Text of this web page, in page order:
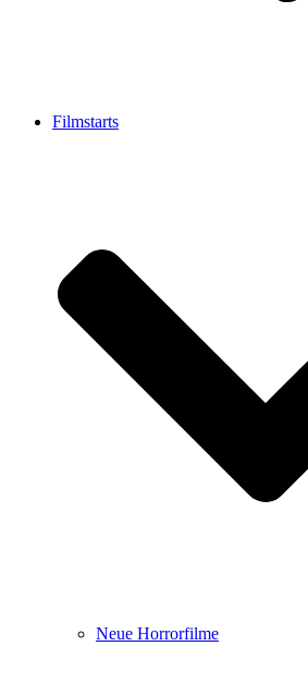
Filmstarts
Neue Horrorfilme